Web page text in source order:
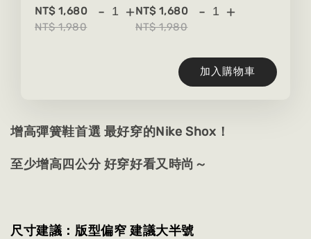
NT$ 1,680
NT$ 1,980
- +NT$ 1,680
NT$ 1,980
- +
加入購物車
增高彈簧鞋首選 最好穿的Nike Shox！
至少增高四公分 好穿好看又時尚～
尺寸建議：版型偏窄 建議大半號